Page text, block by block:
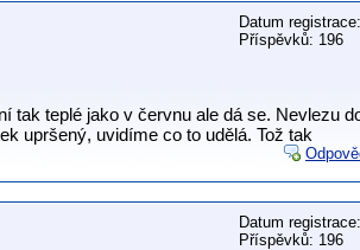
Datum
Příspěvků: 196
tak teplé jako v červnu ale dá se. Nevlezu
upršený, uvidíme co to udělá. Tož tak
Datum
Příspěvků: 196